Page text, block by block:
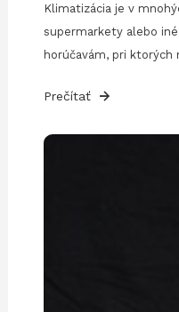
Klimatizácia je v
supermarkety alebo
horúčavám, pri
Prečítať